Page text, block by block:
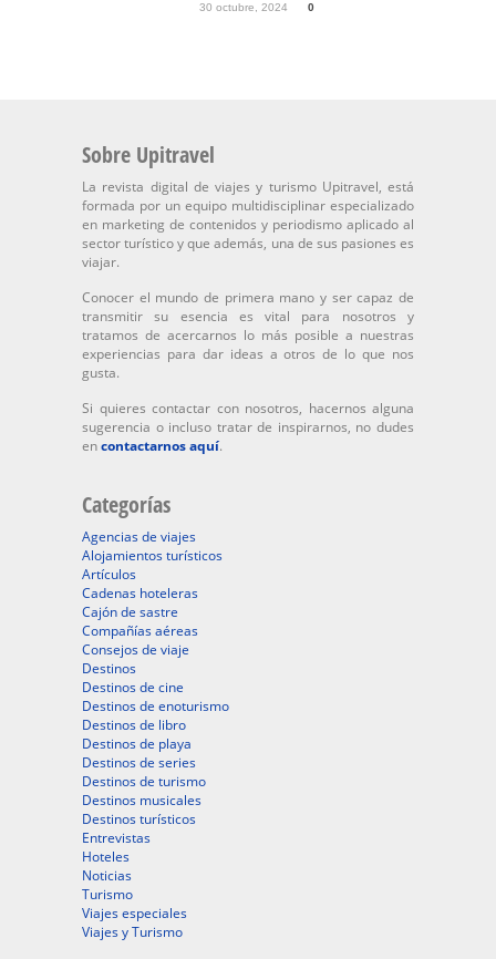
30 octubre, 2024 0
Sobre Upitravel
La revista digital de viajes y turismo Upitravel, está
formada por un equipo multidisciplinar especializado
en marketing de contenidos y periodismo aplicado al
sector turístico y que además, una de sus pasiones es
viajar.
Conocer el mundo de primera mano y ser capaz de
transmitir su esencia es vital para nosotros y
tratamos de acercarnos lo más posible a nuestras
experiencias para dar ideas a otros de lo que nos
gusta.
Si quieres contactar con nosotros, hacernos alguna
sugerencia o incluso tratar de inspirarnos, no dudes
encontactarnos aquí.
Categorías
Agencias de viajes
Alojamientos turísticos
Artículos
Cadenas hoteleras
Cajón de sastre
Compañías aéreas
Consejos de viaje
Destinos
Destinos de cine
Destinos de enoturismo
Destinos de libro
Destinos de playa
Destinos de series
Destinos de turismo
Destinos musicales
Destinos turísticos
Entrevistas
Hoteles
Noticias
Turismo
Viajes especiales
Viajes y Turismo